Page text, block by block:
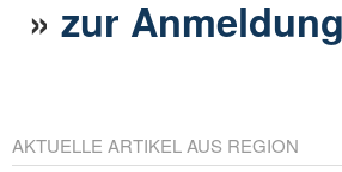
»zur Anmeldung
AKTUELLE ARTIKEL AUS REGION